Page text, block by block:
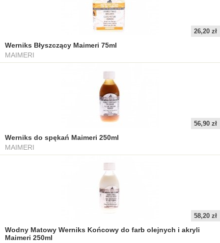
26,20 zł
Werniks Błyszczący Maimeri 75ml
MAIMERI
56,90 zł
Werniks do spękań Maimeri 250ml
MAIMERI
58,20 zł
Wodny Matowy Werniks Końcowy do farb olejnych i akryli
Maimeri 250ml